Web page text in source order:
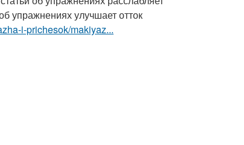
упражнениях улучшает отток
i-prichesok/makiyaz...